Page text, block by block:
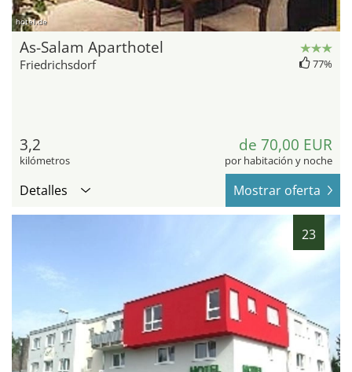
hotel.de
As-Salam Aparthotel
Friedrichsdorf 77%
3,2
kilómetros
de 70,00 EUR
por habitación y noche
Detalles Mostrar oferta
23